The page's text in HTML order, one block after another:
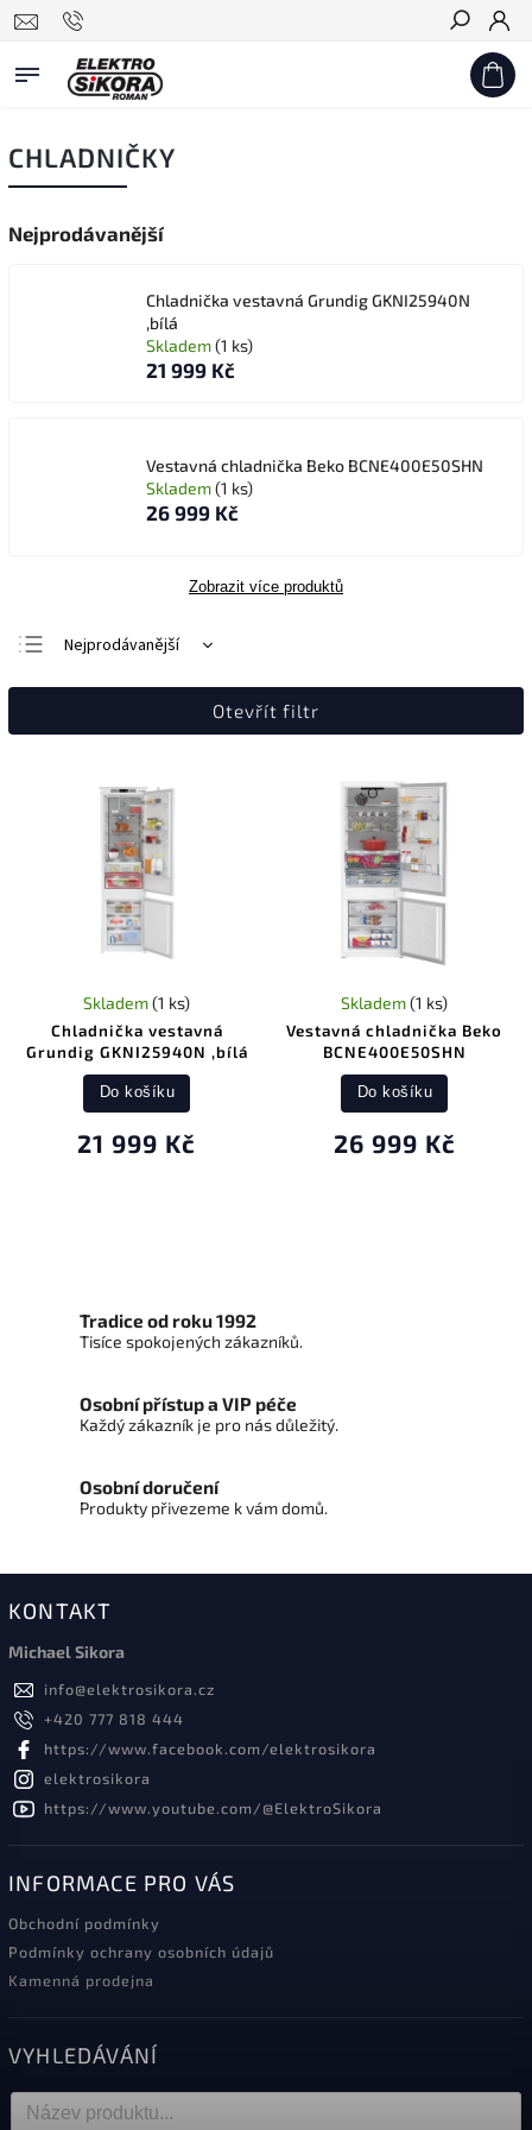
Hledat
CHLADNIČKY
Nejprodávanější
Chladnička vestavná Grundig GKNI25940N
,bílá
Skladem(1 ks)
21 999 Kč
Vestavná chladnička Beko BCNE400E50SHN
Skladem(1 ks)
26 999 Kč
Zobrazit více produktů
Nejprodávanější
Nejlevnější
Otevřít filtr
Chladnička vestavná
Grundig GKNI25940N ,bílá
Skladem(1 ks)
21 999 Kč
Do košíku
Vestavná chladnička Beko
BCNE400E50SHN
Skladem(1 ks)
26 999 Kč
Do košíku
Tradice od roku 1992
Tisíce spokojených zákazníků.
Osobní přístup a VIP péče
Každý zákazník je pro nás důležitý.
Osobní doručení
Produkty přivezeme k vám domů.
KONTAKT
Michael Sikora
info@elektrosikora.cz
+420 777 818 444
https://www.facebook.com/elektrosikora
elektrosikora
https://www.youtube.com/@ElektroSikora
INFORMACE PRO VÁS
Obchodní podmínky
Podmínky ochrany osobních údajů
Kamenná prodejna
VYHLEDÁVÁNÍ